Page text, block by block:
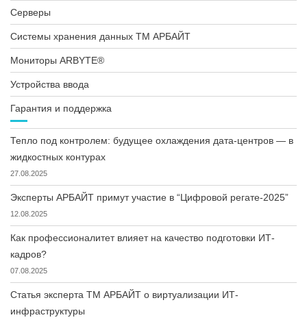
Серверы
Системы хранения данных ТМ АРБАЙТ
Мониторы ARBYTE®
Устройства ввода
Гарантия и поддержка
Тепло под контролем: будущее охлаждения дата-центров — в
жидкостных контурах
27.08.2025
Эксперты АРБАЙТ примут участие в “Цифровой регате-2025”
12.08.2025
Как профессионалитет влияет на качество подготовки ИТ-
кадров?
07.08.2025
Статья эксперта ТМ АРБАЙТ о виртуализации ИТ-
инфраструктуры